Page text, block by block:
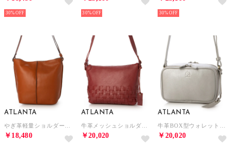
30% 30% 30%
ATLANTA
￥18,480
ATLANTA
￥20,020
ATLANTA
￥20,020